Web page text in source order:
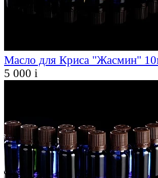
Масло для Криса "Жасмин"
5 000 i